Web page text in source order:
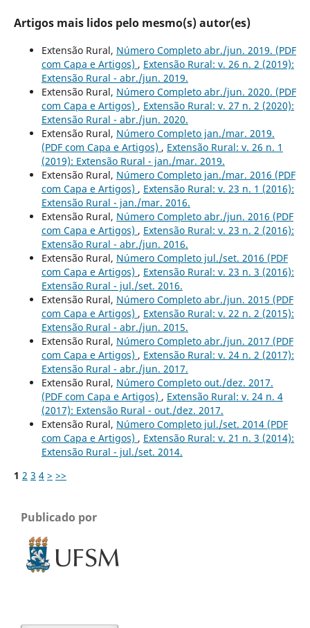
Artigos mais lidos pelo mesmo(s) autor(es)
Extensão Rural, Número Completo abr./jun. 2019.‬‬‬‬‬‬‬‬‬‬‬‬‬‬‬‬‬‬‬‬ (PDF
com Capa e Artigos) , Extensão Rural: v. 26 n. 2 (2019):
Extensão Rural - abr./jun. 2019.
Extensão Rural, Número Completo abr./jun. 2020.‬‬‬‬‬‬‬‬‬‬‬‬‬‬‬‬‬‬‬‬ (PDF
com Capa e Artigos) , Extensão Rural: v. 27 n. 2 (2020):
Extensão Rural - abr./jun. 2020.
Extensão Rural, Número Completo jan./mar. 2019.‬‬‬‬‬‬‬‬‬‬‬‬‬‬‬‬‬‬‬‬
(PDF com Capa e Artigos) , Extensão Rural: v. 26 n. 1
(2019): Extensão Rural - jan./mar. 2019.
Extensão Rural, Número Completo jan./mar. 2016 (PDF
com Capa e Artigos) , Extensão Rural: v. 23 n. 1 (2016):
Extensão Rural - jan./mar. 2016.
Extensão Rural, Número Completo abr./jun. 2016 (PDF
com Capa e Artigos) , Extensão Rural: v. 23 n. 2 (2016):
Extensão Rural - abr./jun. 2016.
Extensão Rural, Número Completo jul./set. 2016 (PDF
com Capa e Artigos) , Extensão Rural: v. 23 n. 3 (2016):
Extensão Rural - jul./set. 2016.
Extensão Rural, Número Completo abr./jun. 2015 (PDF
com Capa e Artigos) , Extensão Rural: v. 22 n. 2 (2015):
Extensão Rural - abr./jun. 2015.
Extensão Rural, Número Completo abr./jun. 2017 (PDF
com Capa e Artigos) , Extensão Rural: v. 24 n. 2 (2017):
Extensão Rural - abr./jun. 2017.
Extensão Rural, Número Completo out./dez. 2017.‬‬‬‬‬‬‬‬‬‬‬‬‬‬‬‬‬‬‬‬
(PDF com Capa e Artigos) , Extensão Rural: v. 24 n. 4
(2017): Extensão Rural - out./dez. 2017.
Extensão Rural, Número Completo jul./set. 2014 (PDF
com Capa e Artigos) , Extensão Rural: v. 21 n. 3 (2014):
Extensão Rural - jul./set. 2014.
1 2 3 4 > >>
Publicado por